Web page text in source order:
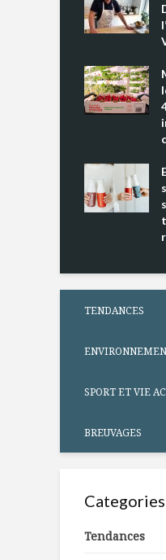
TENDANCES
SPORT ET VIE
BREUVAGES
Tendances